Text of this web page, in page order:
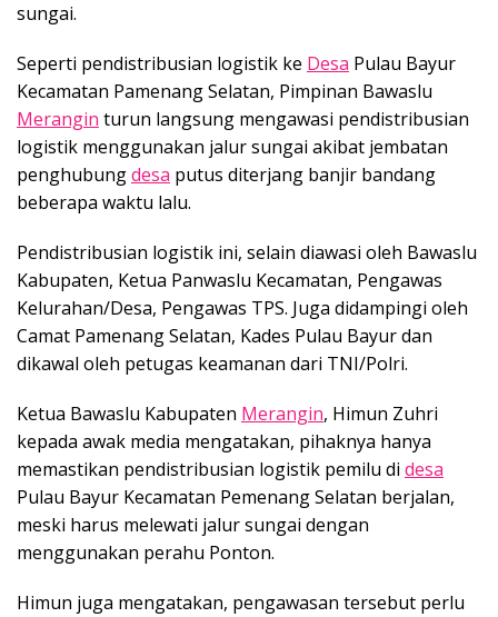
sungai.
Seperti pendistribusian logistik ke Desa Pulau Bayur
Kecamatan Pamenang Selatan, Pimpinan Bawaslu
Merangin turun langsung mengawasi pendistribusian
logistik menggunakan jalur sungai akibat jembatan
penghubungdesa putus diterjang banjir bandang
beberapa waktu lalu.
Pendistribusian logistik ini, selain diawasi oleh Bawaslu
Kabupaten, Ketua Panwaslu Kecamatan, Pengawas
Kelurahan/Desa, Pengawas TPS. Juga didampingi oleh
Camat Pamenang Selatan, Kades Pulau Bayur dan
dikawal oleh petugas keamanan dari TNI/Polri.
Ketua Bawaslu Kabupaten Merangin, Himun Zuhri
kepada awak media mengatakan, pihaknya hanya
memastikan pendistribusian logistik pemilu di desa
Pulau Bayur Kecamatan Pemenang Selatan berjalan,
meski harus melewati jalur sungai dengan
menggunakan perahu Ponton.
Himun juga mengatakan, pengawasan tersebut perlu